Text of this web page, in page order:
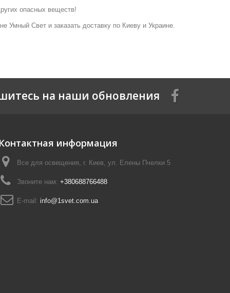
опасных веществ!
Умный Свет и заказать доставку по Киеву и Украине.
на наши обновления
Контактная информация
Все для освещения, г. Киев, ул. Елены Пчелки 5
Звоните нам: +380688766488
E-mail: info@1svet.com.ua